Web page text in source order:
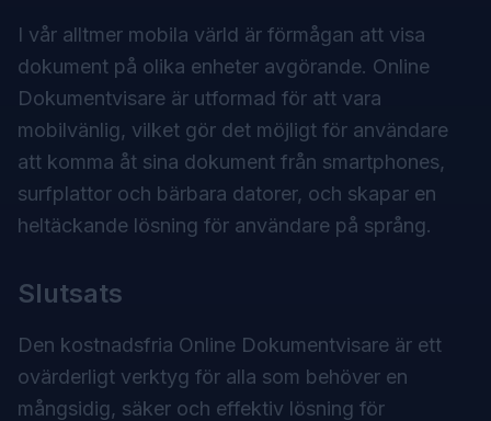
I vår alltmer mobila värld är förmågan att visa
dokument på olika enheter avgörande. Online
Dokumentvisare är utformad för att vara
mobilvänlig, vilket gör det möjligt för användare
att komma åt sina dokument från smartphones,
surfplattor och bärbara datorer, och skapar en
heltäckande lösning för användare på språng.
Slutsats
Den kostnadsfria Online Dokumentvisare är ett
ovärderligt verktyg för alla som behöver en
mångsidig, säker och effektiv lösning för